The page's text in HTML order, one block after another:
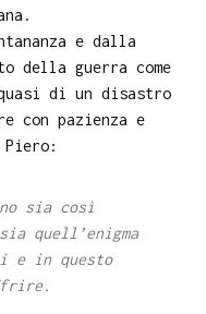
e dalla
della guerra come
di un disastro
con pazienza e
sia così
quell’enigma
e in questo